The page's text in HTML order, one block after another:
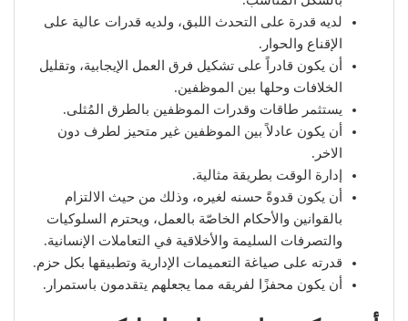
لديه قدرة على التحدث اللبق، ولديه قدرات عالية على
الإقناع والحوار.
أن يكون قادراً على تشكيل فرق العمل الإيجابية، وتقليل
الخلافات وحلها بين الموظفين.
يستثمر طاقات وقدرات الموظفين بالطرق المُثلى.
أن يكون عادلاً بين الموظفين غير متحيز لطرف دون
الاخر.
إدارة الوقت بطريقة مثالية.
أن يكون قدوةً حسنه لغيره، وذلك من حيث الالتزام
بالقوانين والأحكام الخاصّة بالعمل، ويحترم السلوكيات
والتصرفات السليمة والأخلاقية في التعاملات الإنسانية.
قدرته على صياغة التعميمات الإدارية وتطبيقها بكل حزم.
أن يكون محفزًا لفريقه مما يجعلهم يتقدمون باستمرار.